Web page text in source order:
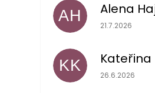
AH Alena
Hodnocení
21.7.2026
KK Hodnocení
26.6.2026